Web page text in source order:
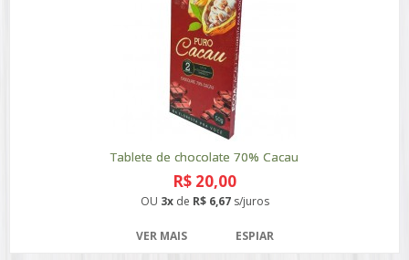
Tablete de chocolate 70% Cacau
R$ 20,00
OU 3xde R$ 6,67s/juros
VER MAIS ESPIAR